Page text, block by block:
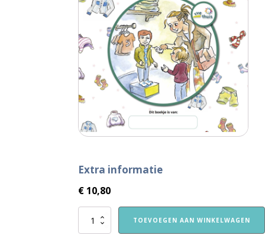
Extra informatie
€ 10,80
TOEVOEGEN AAN WINKELWAGEN